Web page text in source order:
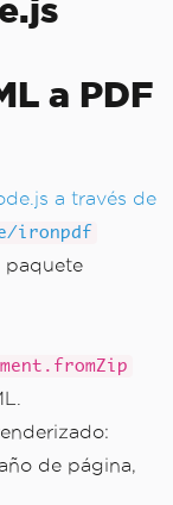
a PDF
a través de
ironpdf
paquete
de página,